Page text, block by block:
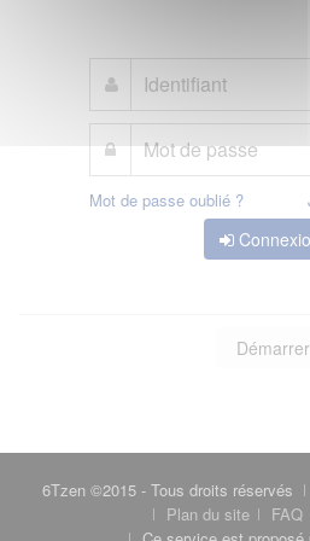
Mot de passe oublié ?
Démarrer
6Tzen ©2015 - Tous droits réservés
Plan du site
FAQ